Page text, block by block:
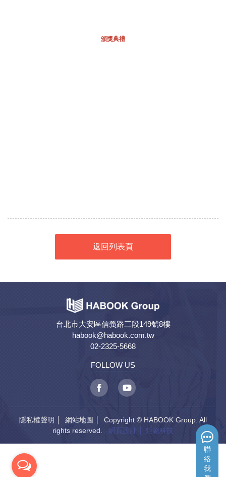
頒獎典禮
返回列表頁
聯
絡
我
台北市大安區信義路三段149號8樓
habook@habook.com.tw
02-2325-5668
FOLLOW US
隱私權聲明 網站地圖
│ Copyright © HABOOK Group. All
rights reserved. 網頁設計 │ 鉅潞科技